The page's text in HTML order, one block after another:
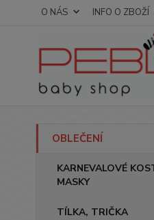
O NÁS INFO O ZBOŽÍ
OBLEČENÍ
KARNEVALOVÉ
MASKY
TÍLKA, TRIČKA